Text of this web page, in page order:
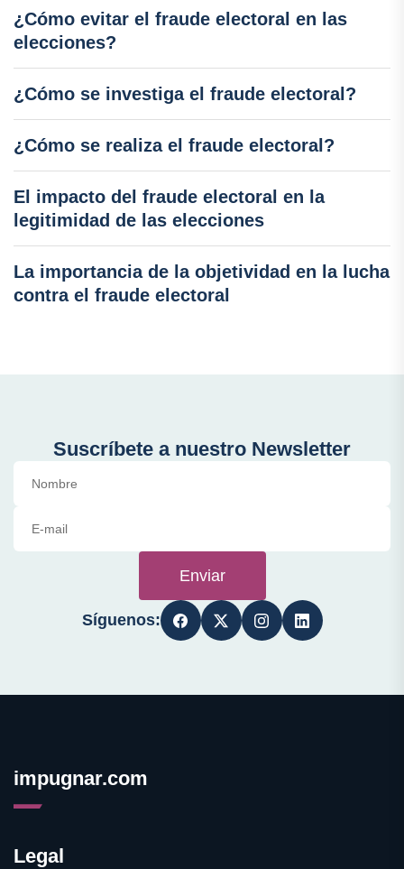
¿Cómo evitar el fraude electoral en las
elecciones?
¿Cómo se investiga el fraude electoral?
¿Cómo se realiza el fraude electoral?
El impacto del fraude electoral en la
legitimidad de las elecciones
La importancia de la objetividad en la lucha
contra el fraude electoral
Suscríbete a nuestro Newsletter
Enviar
Síguenos:
impugnar.com
Legal